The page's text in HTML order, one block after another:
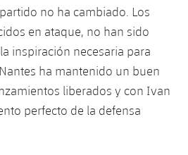
no ha cambiado. Los
en ataque, no han sido
inspiración necesaria para
ha mantenido un buen
liberados y con Ivan
perfecto de la defensa